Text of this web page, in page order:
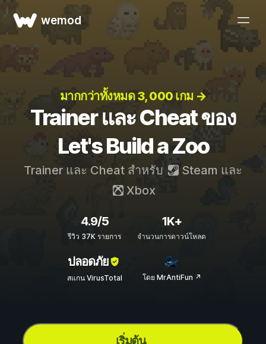
wemod
มากกว่าทั้งหมด 3, 000 เกม →
Trainer และ Cheat ของ
Let's Build a Zoo
Trainer และ Cheat สำหรับ Steam และ
Xbox
4.9/5
รีวิว 37K รายการ
1K+
จำนวนการดาวน์โหลด
ปลอดภัย
สแกน VirusTotal โดย MrAntiFun ↗
เริ่มต้น